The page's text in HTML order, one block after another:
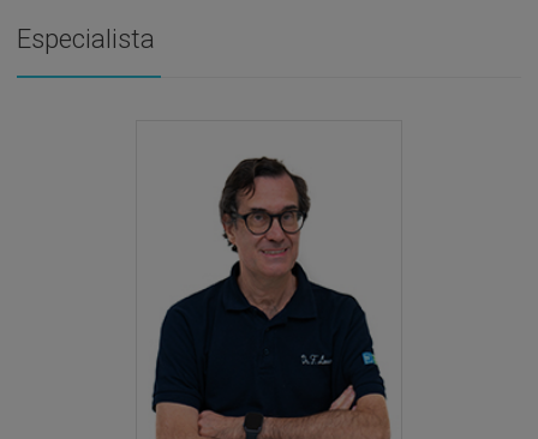
Especialista